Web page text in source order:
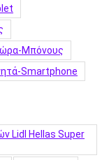
Μπόνους
Smartphone
Lidl Hellas Super